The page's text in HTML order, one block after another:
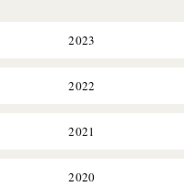
2023
2022
2021
2020